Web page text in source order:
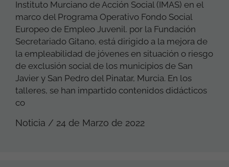
Instituto Murciano de Acción Social (IMAS) en el
marco del Programa Operativo Fondo Social
Europeo de Empleo Juvenil. por la Fundación
Secretariado Gitano, está dirigido a la mejora de
la empleabilidad de jóvenes en situación o riesgo
de exclusión social de los municipios de San
Javier y San Pedro del Pinatar, Murcia. En los
talleres, se han impartido contenidos didácticos
co
Noticia / 24 de Marzo de 2022